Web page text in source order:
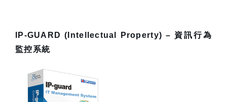
IP-GUARD (Intellectual Property) – 資訊行為
監控系統